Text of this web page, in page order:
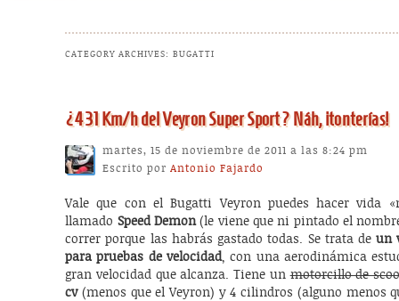
CATEGORY ARCHIVES:BUGATTI
¿431 Km/h del Veyron Super Sport? Náh, ¡tonterías!
martes, 15 de noviembre de 2011 a las 8:24 pm
Escrito porAntonio Fajardo
Vale que con el Bugatti Veyron puedes hacer vida
llamado Speed Demon(le viene que ni pintado el
correr porque las habrás gastado todas. Se trata deun
para pruebas de velocidad, con una aerodinámica
gran velocidad que alcanza. Tiene unmotorcillo de
cv(menos que el Veyron) y 4 cilindros (alguno menos